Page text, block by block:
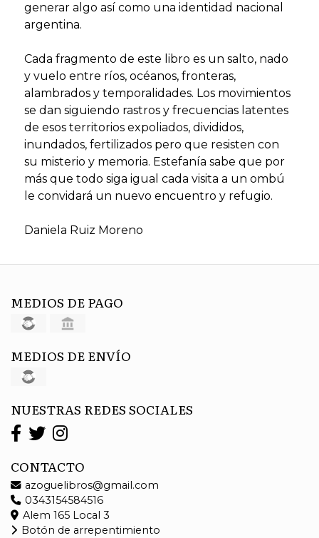
generar algo así como una identidad nacional
argentina.
Cada fragmento de este libro es un salto, nado
y vuelo entre ríos, océanos, fronteras,
alambrados y temporalidades. Los movimientos
se dan siguiendo rastros y frecuencias latentes
de esos territorios expoliados, divididos,
inundados, fertilizados pero que resisten con
su misterio y memoria. Estefanía sabe que por
más que todo siga igual cada visita a un ombú
le convidará un nuevo encuentro y refugio.
Daniela Ruiz Moreno
MEDIOS DE PAGO
MEDIOS DE ENVÍO
NUESTRAS REDES SOCIALES
CONTACTO
azoguelibros@gmail.com
0343154584516
Alem 165 Local 3
Botón de arrepentimiento